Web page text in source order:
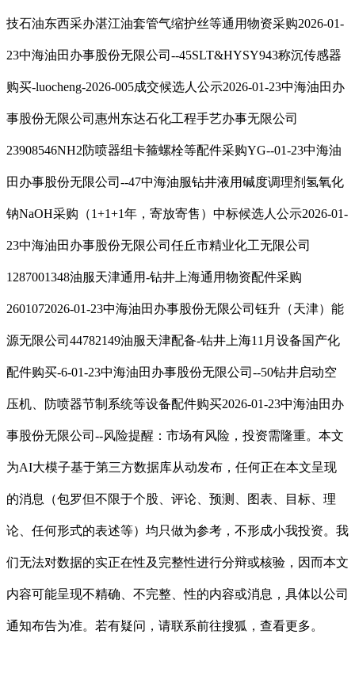
技石油东西采办湛江油套管气缩护丝等通用物资采购2026-01-
23中海油田办事股份无限公司--45SLT&HYSY943称沉传感器
购买-luocheng-2026-005成交候选人公示2026-01-23中海油田办
事股份无限公司惠州东达石化工程手艺办事无限公司
23908546NH2防喷器组卡箍螺栓等配件采购YG--01-23中海油
田办事股份无限公司--47中海油服钻井液用碱度调理剂氢氧化
钠NaOH采购（1+1+1年，寄放寄售）中标候选人公示2026-01-
23中海油田办事股份无限公司任丘市精业化工无限公司
1287001348油服天津通用-钻井上海通用物资配件采购
2601072026-01-23中海油田办事股份无限公司钰升（天津）能
源无限公司44782149油服天津配备-钻井上海11月设备国产化
配件购买-6-01-23中海油田办事股份无限公司--50钻井启动空
压机、防喷器节制系统等设备配件购买2026-01-23中海油田办
事股份无限公司--风险提醒：市场有风险，投资需隆重。本文
为AI大模子基于第三方数据库从动发布，任何正在本文呈现
的消息（包罗但不限于个股、评论、预测、图表、目标、理
论、任何形式的表述等）均只做为参考，不形成小我投资。我
们无法对数据的实正在性及完整性进行分辩或核验，因而本文
内容可能呈现不精确、不完整、性的内容或消息，具体以公司
通知布告为准。若有疑问，请联系前往搜狐，查看更多。